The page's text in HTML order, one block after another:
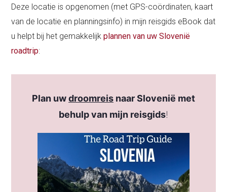
Deze locatie is opgenomen (met GPS-coördinaten, kaart
van de locatie en planningsinfo) in mijn reisgids eBook dat
u helpt bij het gemakkelijkplannen van uw Slovenië
roadtrip:
Plan uwdroomreis naar Slovenië met
behulp van mijn reisgids!